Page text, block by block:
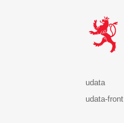
udata
udata-front